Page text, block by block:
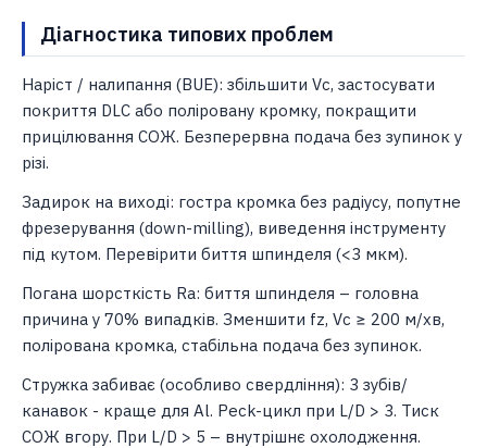
Діагностика типових проблем
Наріст / налипання (BUE): збільшити Vc, застосувати
покриття DLC або поліровану кромку, покращити
прицілювання СОЖ. Безперервна подача без зупинок у
різі.
Задирок на виході: гостра кромка без радіусу, попутне
фрезерування (down-milling), виведення інструменту
під кутом. Перевірити биття шпинделя (<3 мкм).
Погана шорсткість Ra: биття шпинделя – головна
причина у 70% випадків. Зменшити fz, Vc ≥ 200 м/хв,
полірована кромка, стабільна подача без зупинок.
Стружка забиває (особливо свердління): 3 зубів/
канавок - краще для Al. Peck-цикл при L/D > 3. Тиск
СОЖ вгору. При L/D > 5 – внутрішнє охолодження.